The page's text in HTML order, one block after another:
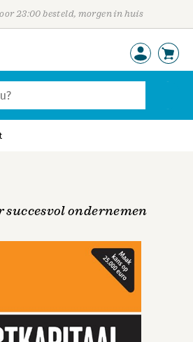
23:00 besteld, morgen in huis
succesvol ondernemen